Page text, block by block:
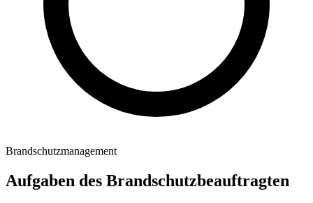
Brandschutzmanagement
Aufgaben des Brandschutzbeauftragten